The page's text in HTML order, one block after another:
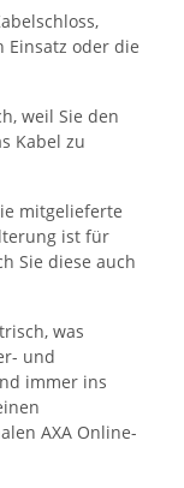
Einsatz oder die
weil Sie den
Kabel zu
mitgelieferte
ist für
Sie diese auch
was
und
immer ins
AXA Online-